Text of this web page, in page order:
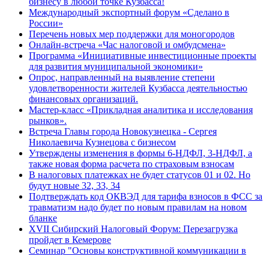
Международный экспортный форум «Сделано в
России»
Перечень новых мер поддержки для моногородов
Онлайн-встреча «Час налоговой и омбудсмена»
Программа «Инициативные инвестиционные проекты
для развития муниципальной экономики»
Опрос, направленный на выявление степени
удовлетворенности жителей Кузбасса деятельностью
финансовых организаций.
Мастер-класс «Прикладная аналитика и исследования
рынков».
Встреча Главы города Новокузнецка - Сергея
Николаевича Кузнецова с бизнесом
Утверждены изменения в формы 6-НДФЛ, 3-НДФЛ, а
также новая форма расчета по страховым взносам
В налоговых платежках не будет статусов 01 и 02. Но
будут новые 32, 33, 34
Подтверждать код ОКВЭД для тарифа взносов в ФСС за
травматизм надо будет по новым правилам на новом
бланке
XVII Сибирский Налоговый Форум: Перезагрузка
пройдет в Кемерове
Семинар "Основы конструктивной коммуникации в